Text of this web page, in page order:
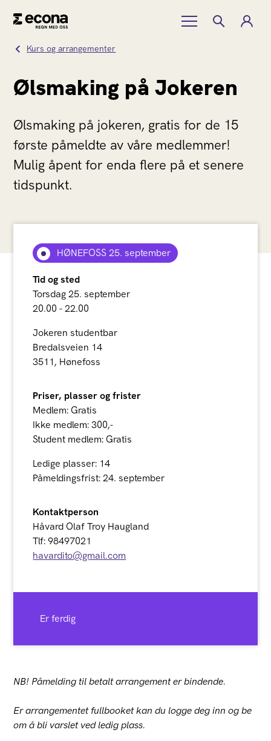
Kurs og arrangementer
Ølsmaking på Jokeren
Ølsmaking på jokeren, gratis for de 15
første påmeldte av våre medlemmer!
Mulig åpent for enda flere på et senere
tidspunkt.
HØNEFOSS 25. september
Tid og sted
Torsdag 25. september
20.00 - 22.00
Jokeren studentbar
Bredalsveien 14
3511, Hønefoss
Priser, plasser og frister
Medlem: Gratis
Ikke medlem: 300,-
Student medlem: Gratis
Ledige plasser: 14
Påmeldingsfrist: 24. september
Kontaktperson
Håvard Olaf Troy Haugland
Tlf: 98497021
havardito@gmail.com
Er ferdig
NB! Påmelding til betalt arrangement er bindende.
Er arrangementet fullbooket kan du logge deg inn og be
om å bli varslet ved ledig plass.